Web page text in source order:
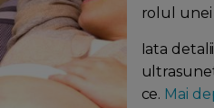
rolul unei
Iata
ce. Mai